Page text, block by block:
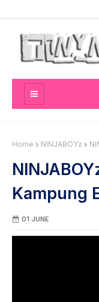
Home NINJABOYz
Kampung
01 JUNE